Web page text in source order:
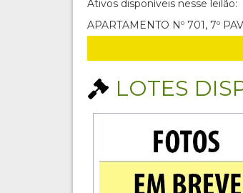
Ativos disponíveis nesse leilão:
APARTAMENTO Nº 701, 7º
LOTES